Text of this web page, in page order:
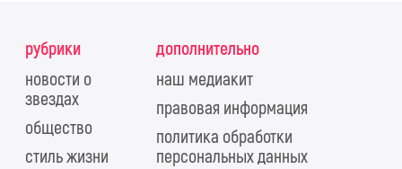
рубрики
новости о
звездах
общество
стиль жизни
дополнительно
наш медиакит
правовая информация
политика обработки
персональных данных